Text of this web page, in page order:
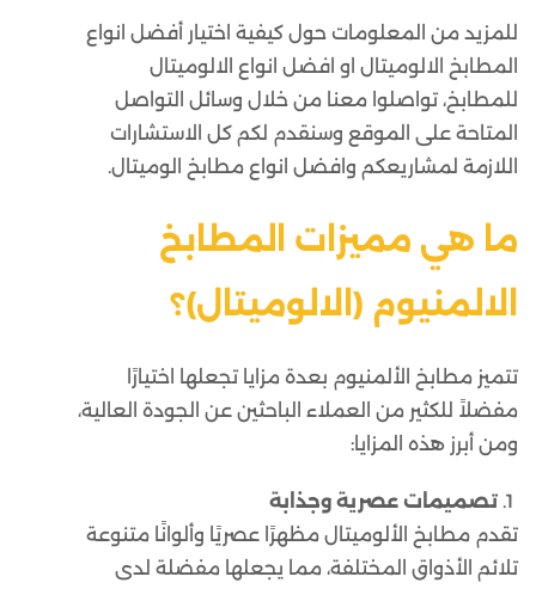
للمزيد من المعلومات حول كيفية اختيار أفضل انواع
المطابخ الالوميتال او افضل انواع الالوميتال
للمطابخ، تواصلوا معنا من خلال وسائل التواصل
المتاحة على الموقع وسنقدم لكم كل الاستشارات
اللازمة لمشاريعكم وافضل انواع مطابخ الوميتال.
ما هي مميزات المطابخ
الالمنيوم (الالوميتال)؟
تتميز مطابخ الألمنيوم بعدة مزايا تجعلها اختيارًا
مفضلاً للكثير من العملاء الباحثين عن الجودة العالية،
ومن أبرز هذه المزايا:
تصميمات عصرية وجذابة
تقدم مطابخ الألوميتال مظهرًا عصريًا وألوانًا متنوعة
تلائم الأذواق المختلفة، مما يجعلها مفضلة لدى